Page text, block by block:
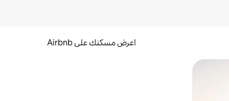
اعرض مسكنك على Airbnb